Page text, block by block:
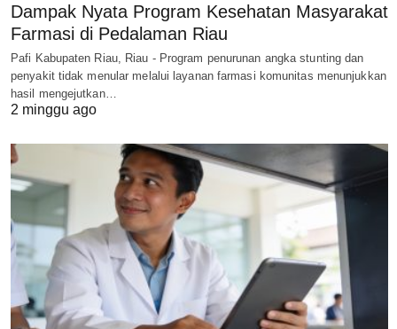
Dampak Nyata Program Kesehatan Masyarakat
Farmasi di Pedalaman Riau
Pafi Kabupaten Riau, Riau - Program penurunan angka stunting dan
penyakit tidak menular melalui layanan farmasi komunitas menunjukkan
hasil mengejutkan…
2 minggu ago